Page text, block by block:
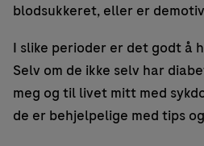
blodsukkeret, eller er
I slike perioder er det godt å
Selv om de ikke selv har
meg og til livet mitt med
de er behjelpelige med tips